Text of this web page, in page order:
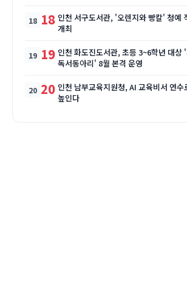
18 인천 서구도서관, '오렌지와 빵칼' 청예
개최
19 인천 화도진도서관, 초등 3~6학년 대상
독서동아리' 8월 본격 운영
20 인천 남부교육지원청, AI 교육비서 연수
높인다